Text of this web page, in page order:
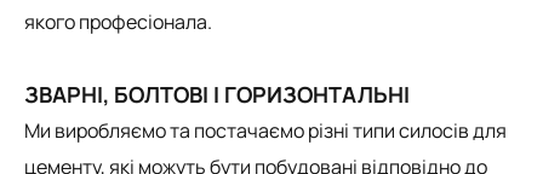
якого професіонала.
ЗВАРНІ, БОЛТОВІ І ГОРИЗОНТАЛЬНІ
Ми виробляємо та постачаємо різні типи силосів для
цементу, які можуть бути побудовані відповідно до